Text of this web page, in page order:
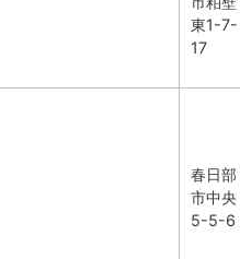
東1-7-
17
春日部
市中央
5-5-6